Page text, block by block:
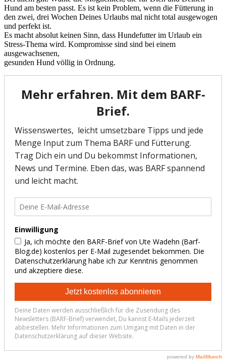
Hund am besten passt. Es ist kein Problem, wenn die Fütterung in
den zwei, drei Wochen Deines Urlaubs mal nicht total ausgewogen
und perfekt ist.
Es macht absolut keinen Sinn, dass Hundefutter im Urlaub ein
Stress-Thema wird. Kompromisse sind sind bei einem
ausgewachsenen,
gesunden Hund völlig in Ordnung.